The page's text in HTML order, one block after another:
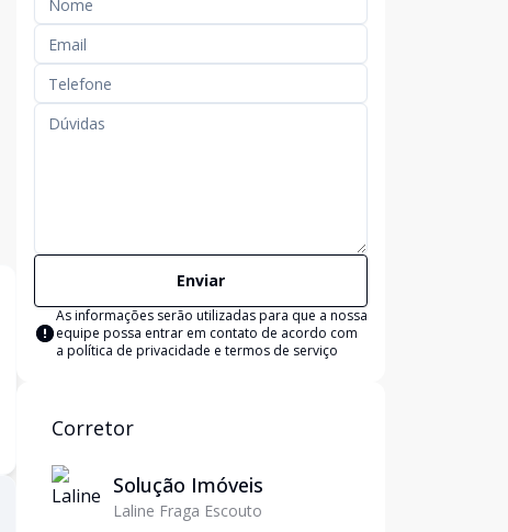
Enviar
As informações serão utilizadas para que a nossa
equipe possa entrar em contato de acordo com
a política de privacidade e termos de serviço
Corretor
Solução Imóveis
Laline Fraga Escouto